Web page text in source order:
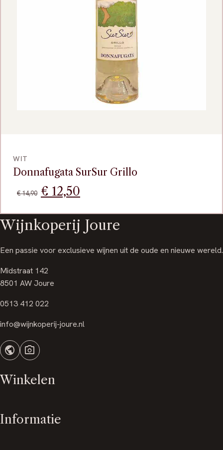
WIT
Donnafugata SurSur Grillo
€14,90 Oorspronkelijke
prijs
was:
€ 14,90.
€ 12,50
prijs
is:
€ 12,50.
Wijnkoperij Joure
Een passie voor exclusieve wijnen uit de oude en nieuwe wereld.
Midstraat 142
8501 AW Joure
0513 412 022
info@wijnkoperij-joure.nl
public photo_camera
Winkelen
Informatie